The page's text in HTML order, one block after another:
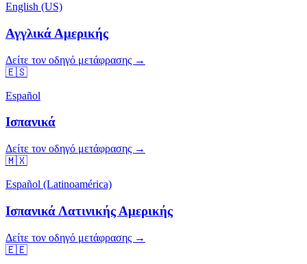
English (US)
Αγγλικά Αμερικής
Δείτε τον οδηγό μετάφρασης →
🇪🇸
Español
Ισπανικά
Δείτε τον οδηγό μετάφρασης →
🇲🇽
Español (Latinoamérica)
Ισπανικά Λατινικής Αμερικής
Δείτε τον οδηγό μετάφρασης →
🇪🇪